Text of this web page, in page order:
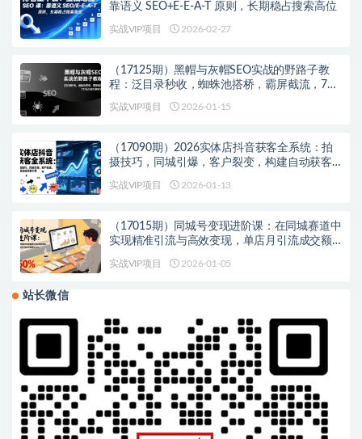
靠语义 SEO+E-E-A-T 原则，长期稳占搜索高位
实战VIP项目 2026-02-27
（17125期）黑帽与灰帽SEO实战的野路子教
程：泛目录秒收，蜘蛛池搭桥，霸屏截流，7天
抢占首页暴利词
实战VIP项目 2026-01-15
（17090期）2026实体店抖音获客全系统：拍
摄技巧，同城引爆，客户裂变，构建自动获客
实战VIP项目 2026-01-13
（17015期）同城号变现进阶课：在同城赛道中
实现精准引流与高效变现，单店月引流成交额
实战VIP项目 2026-01-05
站长微信